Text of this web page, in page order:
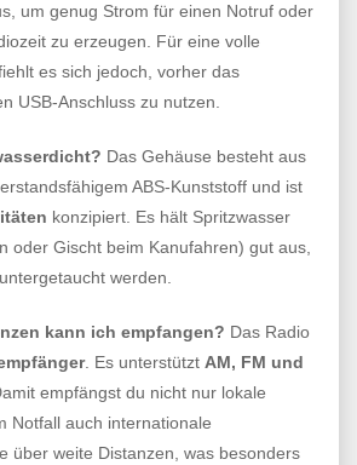
um genug Strom für einen Notruf oder
zu erzeugen. Für eine volle
es sich jedoch, vorher das
USB-Anschluss zu nutzen.
Das Gehäuse besteht aus
ABS-Kunststoff und ist
konzipiert. Es hält Spritzwasser
oder Gischt beim Kanufahren) gut aus,
werden.
kann ich empfangen? Das Radio
. Es unterstützt AM, FM und
empfängst du nicht nur lokale
Notfall auch internationale
über weite Distanzen, was besonders